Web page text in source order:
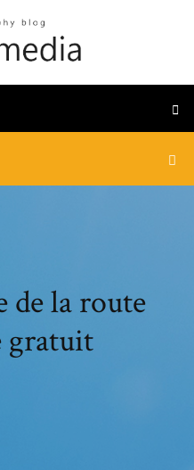
de la route
gratuit